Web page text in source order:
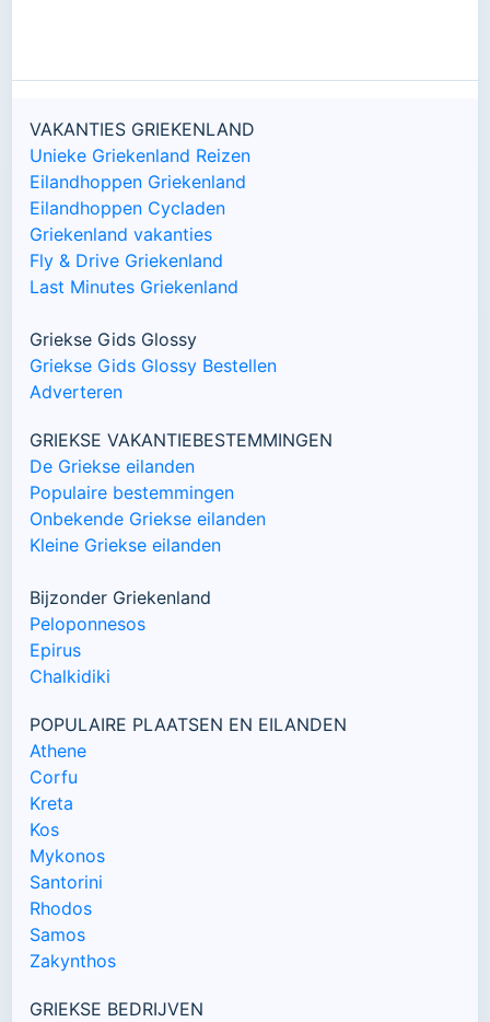
VAKANTIES GRIEKENLAND
Unieke Griekenland Reizen
Eilandhoppen Griekenland
Eilandhoppen Cycladen
Griekenland vakanties
Fly & Drive Griekenland
Last Minutes Griekenland
Griekse Gids Glossy
Griekse Gids Glossy Bestellen
Adverteren
GRIEKSE VAKANTIEBESTEMMINGEN
De Griekse eilanden
Populaire bestemmingen
Onbekende Griekse eilanden
Kleine Griekse eilanden
Bijzonder Griekenland
Peloponnesos
Epirus
Chalkidiki
POPULAIRE PLAATSEN EN EILANDEN
Athene
Corfu
Kreta
Kos
Mykonos
Santorini
Rhodos
Samos
Zakynthos
GRIEKSE BEDRIJVEN